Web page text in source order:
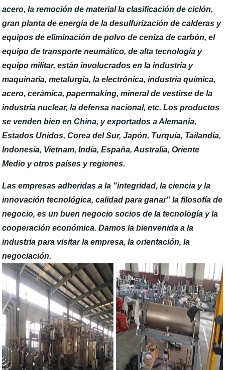
acero, la remoción de material la clasificación de ciclón,
gran planta de energía de la desulfurización de calderas y
equipos de eliminación de polvo de ceniza de carbón, el
equipo de transporte neumático, de alta tecnología y
equipo militar, están involucrados en la industria y
maquinaria, metalurgia, la electrónica, industria química,
acero, cerámica, papermaking, mineral de vestirse de la
industria nuclear, la defensa nacional, etc. Los productos
se venden bien en China, y exportados a Alemania,
Estados Unidos, Corea del Sur, Japón, Turquía, Tailandia,
Indonesia, Vietnam, India, España, Australia, Oriente
Medio y otros países y regiones.
Las empresas adheridas a la "integridad, la ciencia y la
innovación tecnológica, calidad para ganar" la filosofía de
negocio, es un buen negocio socios de la tecnología y la
cooperación económica. Damos la bienvenida a la
industria para visitar la empresa, la orientación, la
negociación.